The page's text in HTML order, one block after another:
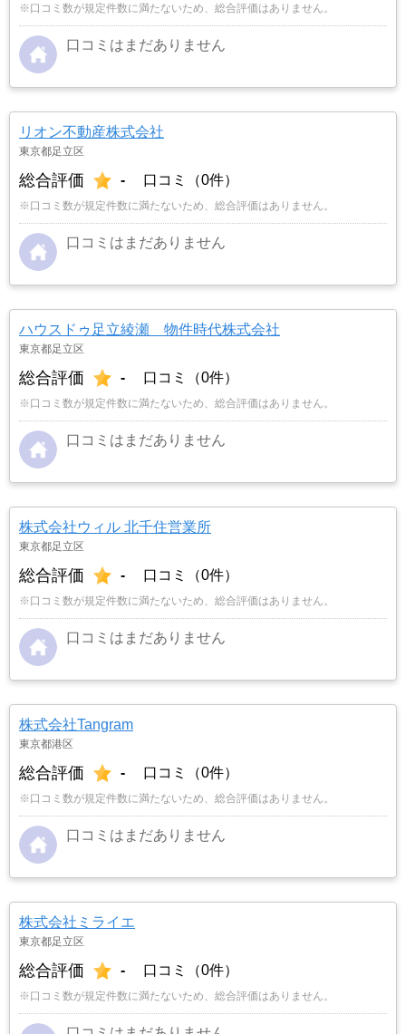
※口コミ数が規定件数に満たないため、総合評価はありません。
口コミはまだありません
リオン不動産株式会社
東京都足立区
総合評価 - 口コミ（0件）
※口コミ数が規定件数に満たないため、総合評価はありません。
口コミはまだありません
ハウスドゥ足立綾瀬 物件時代株式会社
東京都足立区
総合評価 - 口コミ（0件）
※口コミ数が規定件数に満たないため、総合評価はありません。
口コミはまだありません
株式会社ウィル 北千住営業所
東京都足立区
総合評価 - 口コミ（0件）
※口コミ数が規定件数に満たないため、総合評価はありません。
口コミはまだありません
株式会社Tangram
東京都港区
総合評価 - 口コミ（0件）
※口コミ数が規定件数に満たないため、総合評価はありません。
口コミはまだありません
株式会社ミライエ
東京都足立区
総合評価 - 口コミ（0件）
※口コミ数が規定件数に満たないため、総合評価はありません。